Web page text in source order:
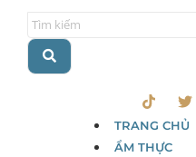
TRANG CHỦ
ẨM THỰC